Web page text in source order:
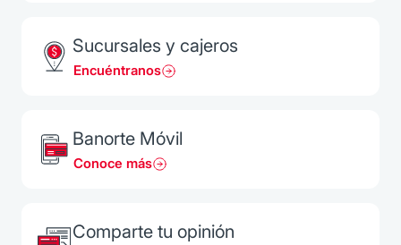
Sucursales y cajeros
Encuéntranos
Banorte Móvil
Conoce más
Comparte tu opinión